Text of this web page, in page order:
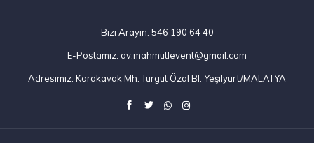
Bizi Arayın: 546 190 64 40
E-Postamız: av.mahmutlevent@gmail.com
Adresimiz: Karakavak Mh. Turgut Özal Bl. Yeşilyurt/MALATYA